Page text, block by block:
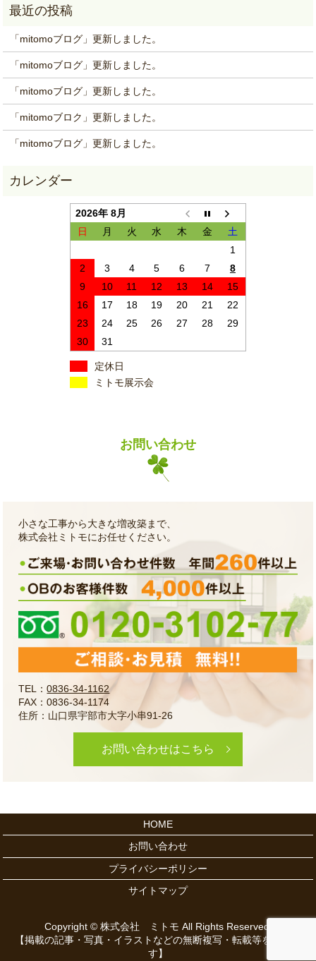
「mitomoブログ」更新しました。
「mitomoブログ」更新しました。
「mitomoブログ」更新しました。
「mitomoブロク」更新しました。
「mitomoブログ」更新しました。
2026年 8月
日
月 火 水 木 金
土
1
2
3 4 5 6 7
8
9
10 11 12 13 14
15
16
17 18 19 20 21
22
23
24 25 26 27 28
29
30
31
定休日
ミトモ展示会
お問い合わせ
小さな工事から大きな増改築まで、
株式会社ミトモにお任せください。
TEL：0836-34-1162
FAX：0836-34-1174
住所：山口県宇部市大字小串91-26
お問い合わせはこちら
HOME
お問い合わせ
プライバシーポリシー
サイトマップ
Copyright © 株式会社 ミトモ All Rights Reserved.
【掲載の記事・写真・イラストなどの無断複写・転載等を禁じま
す】